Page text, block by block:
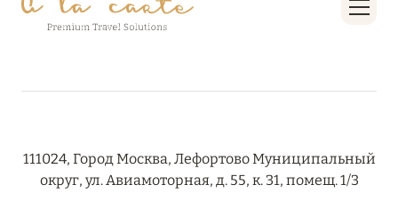
PEACEFUL WEEKEND С ВИКОЙ ГАЗИНСКОЙ В
AMANRUYA С 20-23 ИЮНЯ
VAKKARU MALDIVES: РАННЕЕ
БРОНИРОВАНИЕ
111024, Город Москва, Лефортово Муниципальный
округ, ул. Авиамоторная, д. 55, к. 31, помещ. 1/3